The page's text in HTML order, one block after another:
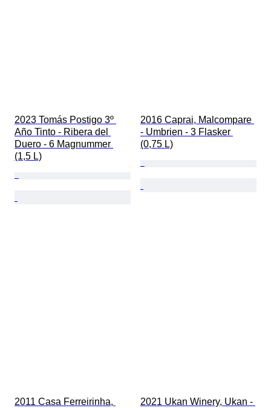
2023 Tomás Postigo 3º
Año Tinto - Ribera del
Duero - 6 Magnummer
(1,5 L)
2016 Caprai, Malcompare
- Umbrien - 3 Flasker
(0,75 L)
2011 Casa Ferreirinha,
2021 Ukan Winery, Ukan -